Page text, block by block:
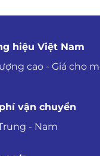
3,490,000 ₫.
hiệu Việt Nam
cao - Giá cho
vận chuyển
- Nam